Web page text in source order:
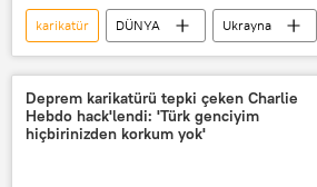
karikatür DÜNYA
Ukrayna
Hindistan
açıklama
Ukrayna Savunma Bakanlığı
Deprem karikatürü tepki çeken Charlie
Hebdo hack'lendi: 'Türk genciyim
hiçbirinizden korkum yok'